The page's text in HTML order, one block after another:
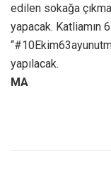
edilen sokağa
yapacak. Katliamın
yapılacak.
MA